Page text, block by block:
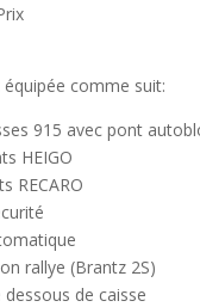
comme suit:
915 avec pont
HEIGO
RECARO
rallye (Brantz 2S)
de caisse